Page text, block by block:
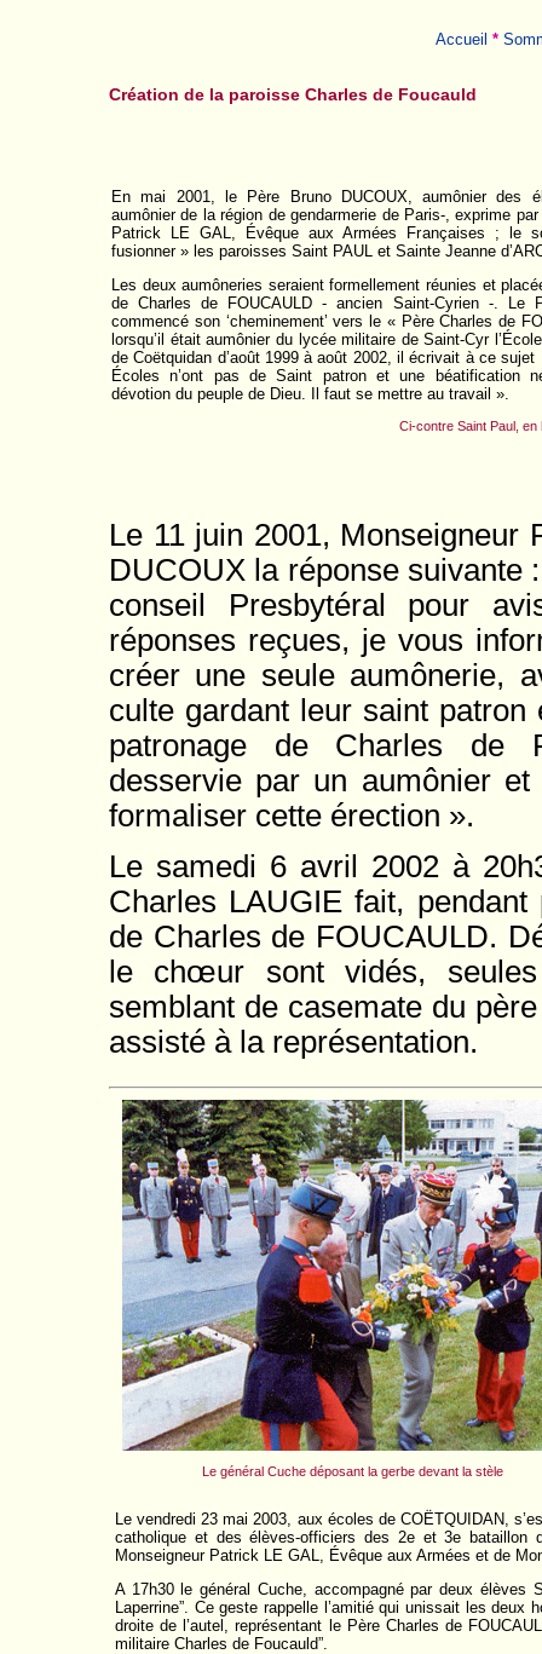
Accueil *
Création de la paroisse Charles de Foucauld
En mai 2001, le Père Bruno DUCOUX, aumônier des
aumônier de la région de gendarmerie de Paris-, exprime
Patrick LE GAL, Évêque aux Armées Françaises ; le
fusionner » les paroisses Saint PAUL et Sainte Jeanne
Les deux aumôneries seraient formellement réunies et
de Charles de FOUCAULD - ancien Saint-Cyrien -. Le
commencé son ‘cheminement’ vers le « Père Charles de
lorsqu’il était aumônier du lycée militaire de Saint-Cyr
de Coëtquidan d’août 1999 à août 2002, il écrivait à ce
Écoles n’ont pas de Saint patron et une béatification
dévotion du peuple de Dieu. Il faut se mettre au travail ».
Ci-contre Saint Paul, en
Le 11 juin 2001, Monseigneur
DUCOUX la réponse suivante
conseil Presbytéral pour
réponses reçues, je vous
créer une seule aumônerie,
culte gardant leur saint patron
patronage de Charles de
desservie par un aumônier
formaliser cette érection ».
Le samedi 6 avril 2002 à
Charles LAUGIE fait, pendant
de Charles de FOUCAULD.
le chœur sont vidés,
semblant de casemate du
assisté à la représentation.
Le général Cuche déposant la gerbe devant la stèle
Le vendredi 23 mai 2003, aux écoles de COËTQUIDAN,
catholique et des élèves-officiers des 2e et 3e
Monseigneur Patrick LE GAL, Évêque aux Armées et de
A 17h30 le général Cuche, accompagné par deux élèves
Laperrine”. Ce geste rappelle l’amitié qui unissait les
droite de l’autel, représentant le Père Charles de
militaire Charles de Foucauld”.